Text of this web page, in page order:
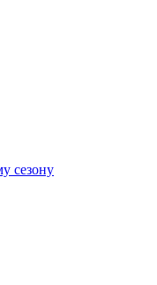
сезону